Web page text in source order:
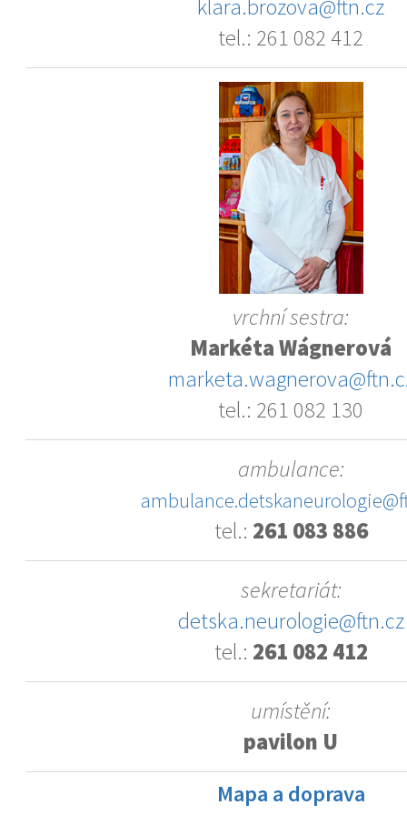
klara.brozova@ftn.cz
tel.: 261 082 412
vrchní sestra:
Markéta Wágnerová
tel.: 261 082 130
ambulance:
tel.: 261 083 886
sekretariát:
detska.neurologie@ftn.cz
tel.: 261 082 412
umístění:
pavilon U
Mapa a doprava